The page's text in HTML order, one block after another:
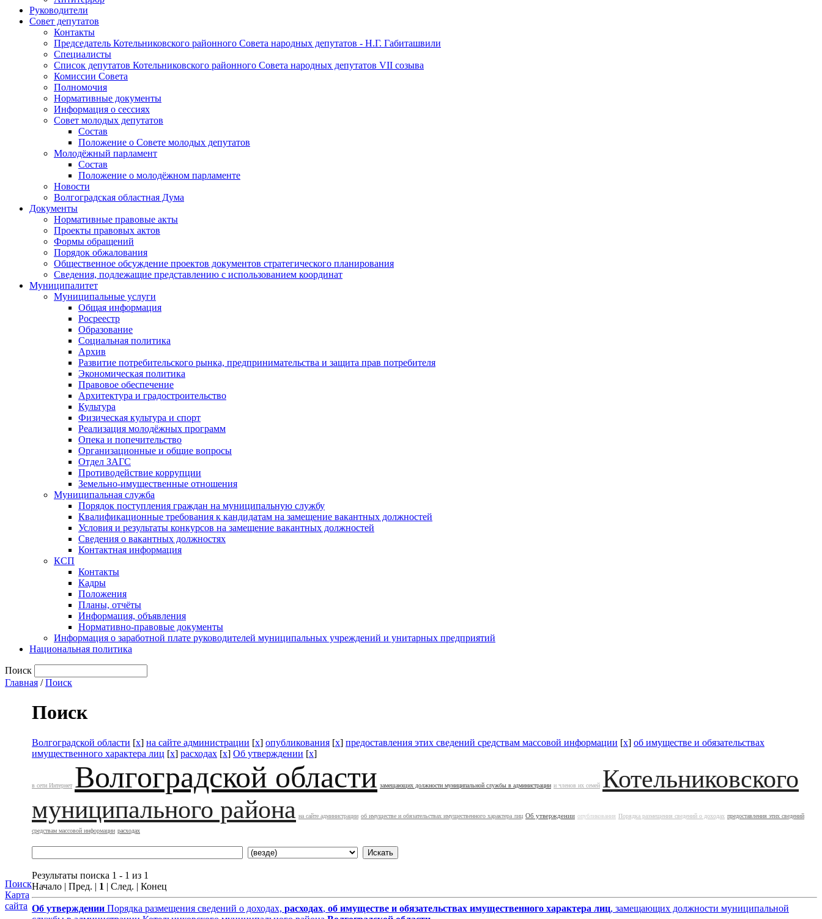
Руководители
Совет депутатов
Контакты
Председатель Котельниковского районного Совета народных депутатов - Н.Г. Габиташвили
Специалисты
Список депутатов Котельниковского районного Совета народных депутатов VII созыва
Комиссии Совета
Полномочия
Нормативные документы
Информация о сессиях
Совет молодых депутатов
Состав
Положение о Совете молодых депутатов
Молодёжный парламент
Состав
Положение о молодёжном парламенте
Новости
Волгоградская областная Дума
Документы
Нормативные правовые акты
Проекты правовых актов
Формы обращений
Порядок обжалования
Общественное обсуждение проектов документов стратегического планирования
Сведения, подлежащие представлению с использованием координат
Муниципалитет
Муниципальные услуги
Общая информация
Росреестр
Образование
Социальная политика
Архив
Развитие потребительского рынка, предпринимательства и защита прав потребителя
Экономическая политика
Правовое обеспечение
Архитектура и градостроительство
Культура
Физическая культура и спорт
Реализация молодёжных программ
Опека и попечительство
Организационные и общие вопросы
Отдел ЗАГС
Противодействие коррупции
Земельно-имущественные отношения
Муниципальная служба
Порядок поступления граждан на муниципальную службу
Квалификационные требования к кандидатам на замещение вакантных должностей
Условия и результаты конкурсов на замещение вакантных должностей
Сведения о вакантных должностях
Контактная информация
КСП
Контакты
Кадры
Положения
Планы, отчёты
Информация, объявления
Нормативно-правовые документы
Информация о заработной плате руководителей муниципальных учреждений и унитарных предприятий
Национальная политика
Поиск
Главная /Поиск
Поиск
Карта
сайта
Поиск
Волгоградской области [x] на сайте администрации [x] опубликования [x] предоставления этих сведений средствам массовой информации [x] об имуществе и обязательствах
имущественного характера лиц [x] расходах [x] Об утверждении [x]
в сети Интернет Волгоградской области замещающих должности муниципальной службы в администрации и членов их семей Котельниковского
муниципального района на сайте администрации об имуществе и обязательствах имущественного характера лиц Об утверждении опубликования Порядка размещения сведений о доходах предоставления этих сведений
средствам массовой информации расходах
Результаты поиска 1 - 1 из 1
Начало | Пред. | 1 | След. | Конец
Об утверждении Порядка размещения сведений о доходах, расходах, об имуществе и обязательствах имущественного характера лиц, замещающих должности муниципальной